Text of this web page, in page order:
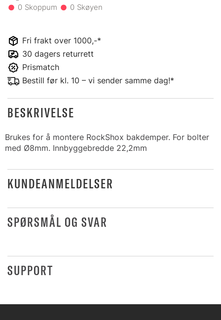
0 0
Fri frakt over 1000,-*
30 dagers returrett
Prismatch
Bestill før kl. 10 – vi sender samme dag!*
BESKRIVELSE
Brukes for å montere RockShox bakdemper. For bolter
med Ø8mm. Innbyggebredde 22,2mm
KUNDEANMELDELSER
SPØRSMÅL OG SVAR
SUPPORT